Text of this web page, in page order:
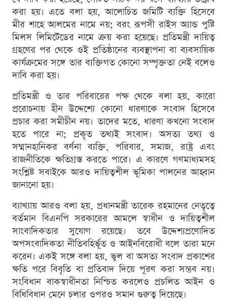
করা হয়। এতে বলা হয়, আলোচিত জমিটি ব্যক্তি হিসেবে
মীর শাহে আলমের নামে নয়; বরং রূপসী রাইস অ্যান্ড পুষ্টি
মিলস লিমিটেডের নামে ক্রয় করা হয়েছে। প্রতিমন্ত্রী দায়িত্ব
গ্রহণের পর থেকে ওই প্রতিষ্ঠানের ব্যবস্থাপনা বা ব্যবসায়িক
কার্যক্রমের সঙ্গে তার ব্যক্তিগত কোনো সম্পৃক্ততা নেই বলেও
দাবি করা হয়।
প্রতিমন্ত্রী ও তার পরিবারের পক্ষ থেকে বলা হয়, কারো
প্ররোচনায় হীন উদ্দেশ্যে কোনো ধারণাকে সংবাদ হিসেবে
প্রচার করা সমীচীন নয়। তাদের মতে, ধারণা কখনো সংবাদ
হতে পারে না; প্রকৃত তথ্যই সংবাদ। অসত্য তথ্য ও
সম্মানহানিকর বর্ণনা ব্যক্তি, পরিবার, সমাজ, রাষ্ট্র এবং
রাজনীতিকে ক্ষতিগ্রস্ত করতে পারে। এ কারণে গণমাধ্যমসহ
সংশ্লিষ্ট সবাইকে আরও দায়িত্বশীল ভূমিকা পালনের আহ্বান
জানানো হয়।
ব্যাখ্যায় আরও বলা হয়, প্রধানমন্ত্রী তারেক রহমানের নেতৃত্বে
বর্তমান বিএনপি সরকারের আমলে স্বাধীন ও দায়িত্বশীল
সাংবাদিকতার সুযোগ রয়েছে। তবে উদ্দেশ্যপ্রণোদিত
অপসংবাদিকতা নীতিবহির্ভূত ও আইনবিরোধী বলে তারা মনে
করেন। একই সঙ্গে বলা হয়, ভুল বা অসত্য সংবাদ প্রকাশের
ক্ষতি পরে বিবৃতি বা প্রতিবাদ দিয়ে পূরণ করা সম্ভব নয়।
সংবিধান বাকস্বাধীনতা নিশ্চিত করলেও প্রচলিত আইন ও
বিধিবিধান মেনে চলার ওপরও সমান গুরুত্ব দিয়েছে।